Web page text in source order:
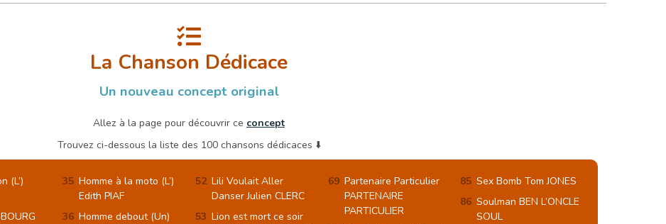
La Chanson Dédicace
Un nouveau concept original
Allez à la page pour découvrir ce concept
Trouvez ci-dessous la liste des 100 chansons dédicaces ⬇️
(L’)
Homme à la moto (L’)
Edith PIAF
Homme debout (Un)
Lili Voulait Aller
Danser Julien CLERC
Lion est mort ce soir
Partenaire Particulier
PARTENAIRE
PARTICULIER
Sex Bomb Tom JONES
Soulman BEN L’ONCLE
SOUL